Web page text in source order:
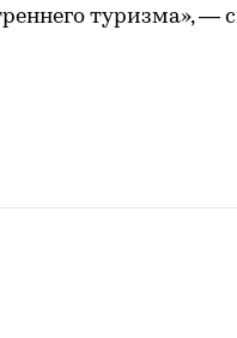
туризма», —